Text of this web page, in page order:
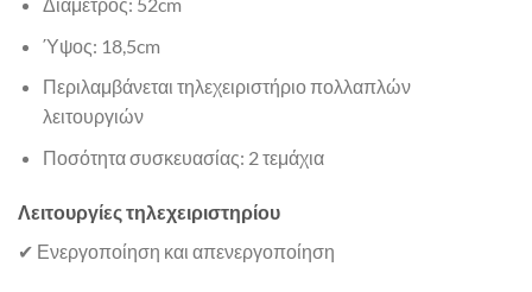
Ύψος: 18,5cm
Περιλαμβάνεται τηλεχειριστήριο πολλαπλών
λειτουργιών
Ποσότητα συσκευασίας: 2 τεμάχια
Λειτουργίες τηλεχειριστηρίου
✔ Ενεργοποίηση και απενεργοποίηση